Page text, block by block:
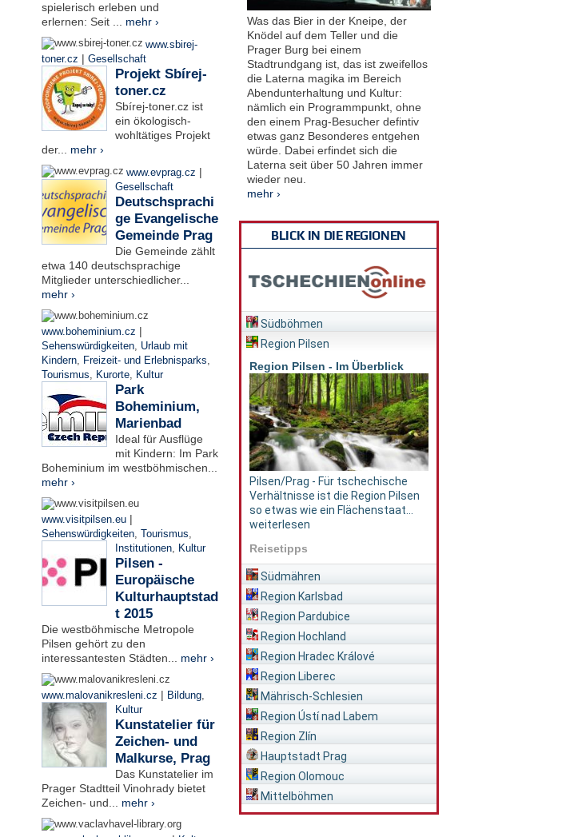
spielerisch erleben und
erlernen: Seit ... mehr ›
www.sbirej-
toner.cz | Gesellschaft
Projekt Sbírej-
toner.cz
Sbírej-toner.cz ist
ein ökologisch-
wohltätiges Projekt
der... mehr ›
www.evprag.cz |
Gesellschaft
Deutschsprachi
ge Evangelische
Gemeinde Prag
Die Gemeinde zählt
etwa 140 deutschsprachige
Mitglieder unterschiedlicher...
mehr ›
www.boheminium.cz |
Sehenswürdigkeiten, Urlaub mit
Kindern, Freizeit- und Erlebnisparks,
Tourismus, Kurorte, Kultur
Park
Boheminium,
Marienbad
Ideal für Ausflüge
mit Kindern: Im Park
Boheminium im westböhmischen...
mehr ›
www.visitpilsen.eu |
Sehenswürdigkeiten, Tourismus,
Institutionen, Kultur
Pilsen -
Europäische
Kulturhauptstad
t 2015
Die westböhmische Metropole
Pilsen gehört zu den
interessantesten Städten... mehr ›
www.malovanikresleni.cz | Bildung,
Kultur
Kunstatelier für
Zeichen- und
Malkurse, Prag
Das Kunstatelier im
Prager Stadtteil Vinohrady bietet
Zeichen- und... mehr ›
Was das Bier in der Kneipe, der
Knödel auf dem Teller und die
Prager Burg bei einem
Stadtrundgang ist, das ist zweifellos
die Laterna magika im Bereich
Abendunterhaltung und Kultur:
nämlich ein Programmpunkt, ohne
den einem Prag-Besucher defintiv
etwas ganz Besonderes entgehen
würde. Dabei erfindet sich die
Laterna seit über 50 Jahren immer
wieder neu.
mehr ›
BLICK IN DIE REGIONEN
Südböhmen
Region Pilsen
Region Pilsen - Im Überblick
Pilsen/Prag - Für tschechische
Verhältnisse ist die Region Pilsen
so etwas wie ein Flächenstaat...
weiterlesen
Reisetipps
Südmähren
Region Karlsbad
Region Pardubice
Region Hochland
Region Hradec Králové
Region Liberec
Mährisch-Schlesien
Region Ústí nad Labem
Region Zlín
Hauptstadt Prag
Region Olomouc
Mittelböhmen